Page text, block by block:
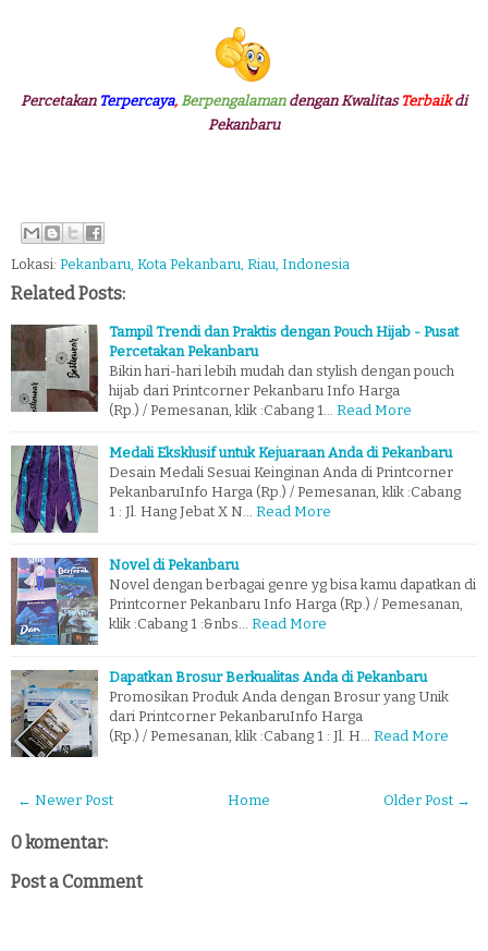
Percetakan Terpercaya, Berpengalamandengan Kwalitas Terbaik di
Pekanbaru
Lokasi: Pekanbaru, Kota Pekanbaru, Riau, Indonesia
Related Posts:
Tampil Trendi dan Praktis dengan Pouch Hijab - Pusat
Percetakan Pekanbaru
Bikin hari-hari lebih mudah dan stylish dengan pouch
hijab dari Printcorner Pekanbaru Info Harga
(Rp.) / Pemesanan, klik :Cabang 1…
Read More
Medali Eksklusif untuk Kejuaraan Anda di Pekanbaru
Desain Medali Sesuai Keinginan Anda di Printcorner
PekanbaruInfo Harga (Rp.) / Pemesanan, klik :Cabang
1 : Jl. Hang Jebat X N…
Read More
Novel di Pekanbaru
Novel dengan berbagai genre yg bisa kamu dapatkan di
Printcorner Pekanbaru Info Harga (Rp.) / Pemesanan,
klik :Cabang 1 :&nbs…
Read More
Dapatkan Brosur Berkualitas Anda di Pekanbaru
Promosikan Produk Anda dengan Brosur yang Unik
dari Printcorner PekanbaruInfo Harga
(Rp.) / Pemesanan, klik :Cabang 1 : Jl. H…
Read More
← Newer Post Older Post →
Home
0 komentar:
Post a Comment